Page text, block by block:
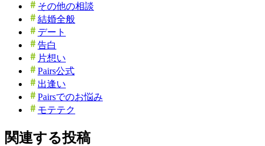
その他の相談
結婚全般
デート
告白
片想い
Pairs公式
出逢い
Pairsでのお悩み
モテテク
関連する投稿